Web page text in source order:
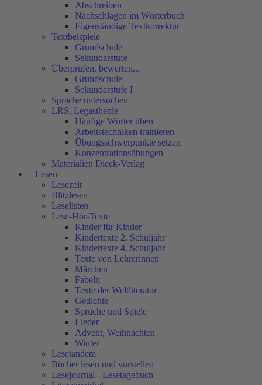
Abschreiben
Nachschlagen im Wörterbuch
Eigenständige Textkorrektur
Textbeispiele
Grundschule
Sekundarstufe
Überprüfen, bewerten...
Grundschule
Sekundarstufe I
Sprache untersuchen
LRS, Legasthenie
Häufige Wörter üben
Arbeitstechniken trainieren
Übungsschwerpunkte setzen
Konzentrationsübungen
Materialien Dieck-Verlag
Lesen
Lesezeit
Blitzlesen
Leselisten
Lese-Hör-Texte
Kinder für Kinder
Kindertexte 2. Schuljahr
Kindertexte 4. Schuljahr
Texte von Lehrerinnen
Märchen
Fabeln
Texte der Weltliteratur
Gedichte
Sprüche und Spiele
Lieder
Advent, Weihnachten
Winter
Lesetandem
Bücher lesen und vorstellen
Lesejournal - Lesetagebuch